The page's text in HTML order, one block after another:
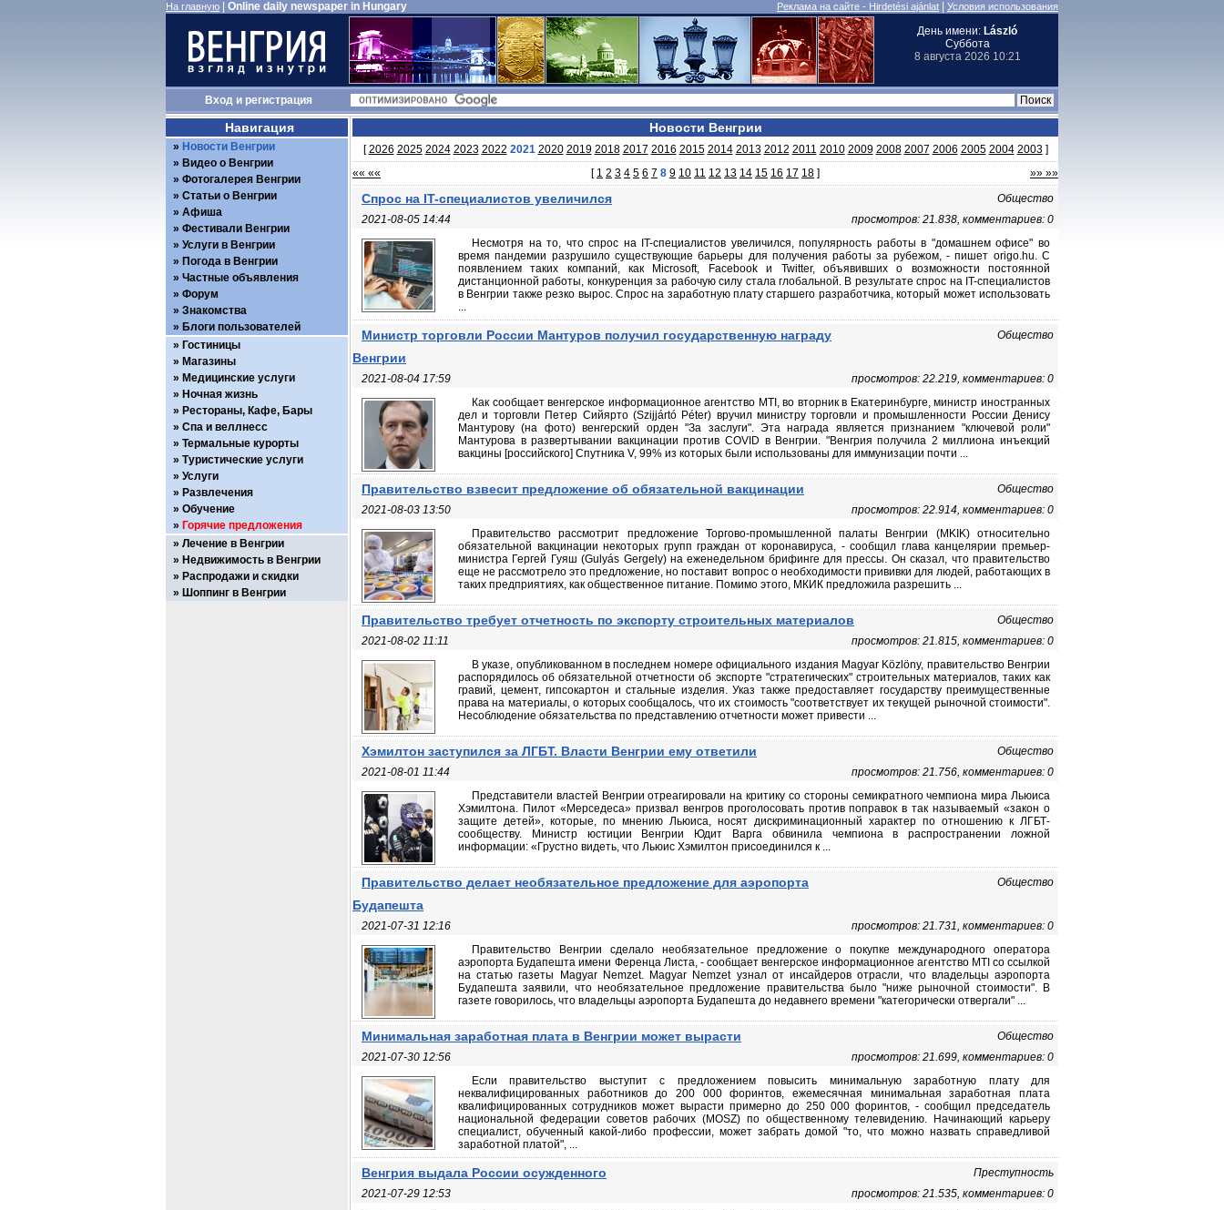
На главную Online daily newspaper in Hungary Реклама на сайте - Hirdetési ajánlat Условия использования
День имени: László
Суббота
8 августа 2026 10:21
Входи регистрация
Новости Венгрии
[2026 2025 2024 2023 2022 2021 2020 2019 2018 2017 2016 2015 2014 2013 2012 2011 2010 2009 2008 2007 2006 2005 2004 2003 ]
«« ««
[ 1 2 3 4 5 6 7 8 9 10 11 12 13 14 15 16 17 18 ] »» »»
Спрос на IT-специалистов увеличился
Общество
2021-08-05 14:44
просмотров: 21.838, комментариев: 0
Несмотря на то, что спрос на IT-специалистов увеличился, популярность работы в "домашнем офисе" во
время пандемии разрушило существующие барьеры для получения работы за рубежом, - пишет origo.hu. С
появлением таких компаний, как Microsoft, Facebook и Twitter, объявивших о возможности постоянной
дистанционной работы, конкуренция за рабочую силу стала глобальной. В результате спрос на IT-специалистов
в Венгрии также резко вырос. Спрос на заработную плату старшего разработчика, который может использовать
...
Министр торговли России Мантуров получил государственную награду
Венгрии
Общество
2021-08-04 17:59
просмотров: 22.219, комментариев: 0
Как сообщает венгерское информационное агентство MTI, во вторник в Екатеринбурге, министр иностранных
дел и торговли Петер Сийярто (Szijjártó Péter) вручил министру торговли и промышленности России Денису
Мантурову (на фото) венгерский орден "За заслуги". Эта награда является признанием "ключевой роли"
Мантурова в развертывании вакцинации против COVID в Венгрии. "Венгрия получила 2 миллиона инъекций
вакцины [российского] Спутника V, 99% из которых были использованы для иммунизации почти ...
Правительство взвесит предложение об обязательной вакцинации
Общество
2021-08-03 13:50
просмотров: 22.914, комментариев: 0
Правительство рассмотрит предложение Торгово-промышленной палаты Венгрии (MKIK) относительно
обязательной вакцинации некоторых групп граждан от коронавируса, - сообщил глава канцелярии премьер-
министра Гергей Гуяш (Gulyás Gergely) на еженедельном брифинге для прессы. Он сказал, что правительство
еще не рассмотрело это предложение, но поставит вопрос о необходимости прививки для людей, работающих в
таких предприятиях, как общественное питание. Помимо этого, МКИК предложила разрешить ...
Правительство требует отчетность по экспорту строительных материалов
Общество
2021-08-02 11:11
просмотров: 21.815, комментариев: 0
В указе, опубликованном в последнем номере официального издания Magyar Közlöny, правительство Венгрии
распорядилось об обязательной отчетности об экспорте "стратегических" строительных материалов, таких как
гравий, цемент, гипсокартон и стальные изделия. Указ также предоставляет государству преимущественные
права на материалы, о которых сообщалось, что их стоимость "соответствует их текущей рыночной стоимости".
Несоблюдение обязательства по представлению отчетности может привести ...
Хэмилтон заступился за ЛГБТ. Власти Венгрии ему ответили
Общество
2021-08-01 11:44
просмотров: 21.756, комментариев: 0
Представители властей Венгрии отреагировали на критику со стороны семикратного чемпиона мира Льюиса
Хэмилтона. Пилот «Мерседеса» призвал венгров проголосовать против поправок в так называемый «закон о
защите детей», которые, по мнению Льюиса, носят дискриминационный характер по отношению к ЛГБТ-
сообществу. Министр юстиции Венгрии Юдит Варга обвинила чемпиона в распространении ложной
информации: «Грустно видеть, что Льюис Хэмилтон присоединился к ...
Правительство делает необязательное предложение для аэропорта
Будапешта
Общество
2021-07-31 12:16
просмотров: 21.731, комментариев: 0
Правительство Венгрии сделало необязательное предложение о покупке международного оператора
аэропорта Будапешта имени Ференца Листа, - сообщает венгерское информационное агентство MTI со ссылкой
на статью газеты Magyar Nemzet. Magyar Nemzet узнал от инсайдеров отрасли, что владельцы аэропорта
Будапешта заявили, что необязательное предложение правительства было "ниже рыночной стоимости". В
газете говорилось, что владельцы аэропорта Будапешта до недавнего времени "категорически отвергали" ...
Минимальная заработная плата в Венгрии может вырасти
Общество
2021-07-30 12:56
просмотров: 21.699, комментариев: 0
Если правительство выступит с предложением повысить минимальную заработную плату для
неквалифицированных работников до 200 000 форинтов, ежемесячная минимальная заработная плата
квалифицированных сотрудников может вырасти примерно до 250 000 форинтов, - сообщил председатель
национальной федерации советов рабочих (MOSZ) по общественному телевидению. Начинающий карьеру
специалист, обученный какой-либо профессии, может забрать домой "то, что можно назвать справедливой
заработной платой", ...
Венгрия выдала России осужденного
Преступность
2021-07-29 12:53
просмотров: 21.535, комментариев: 0
Навигация
Новости Венгрии
Видео о Венгрии
Фотогалерея Венгрии
Статьи о Венгрии
Афиша
Фестивали Венгрии
Услуги в Венгрии
Погода в Венгрии
Частные объявления
Форум
Знакомства
Блоги пользователей
Гостиницы
Магазины
Медицинские услуги
Ночная жизнь
Рестораны, Кафе, Бары
Спа и веллнесс
Термальные курорты
Туристические услуги
Услуги
Развлечения
Обучение
Горячие предложения
Лечение в Венгрии
Недвижимость в Венгрии
Распродажи и скидки
Шоппинг в Венгрии